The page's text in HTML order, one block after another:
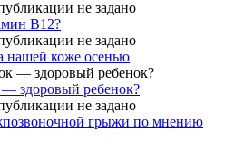
В12?
нашей коже осенью
здоровый ребенок?
грыжи по мнению